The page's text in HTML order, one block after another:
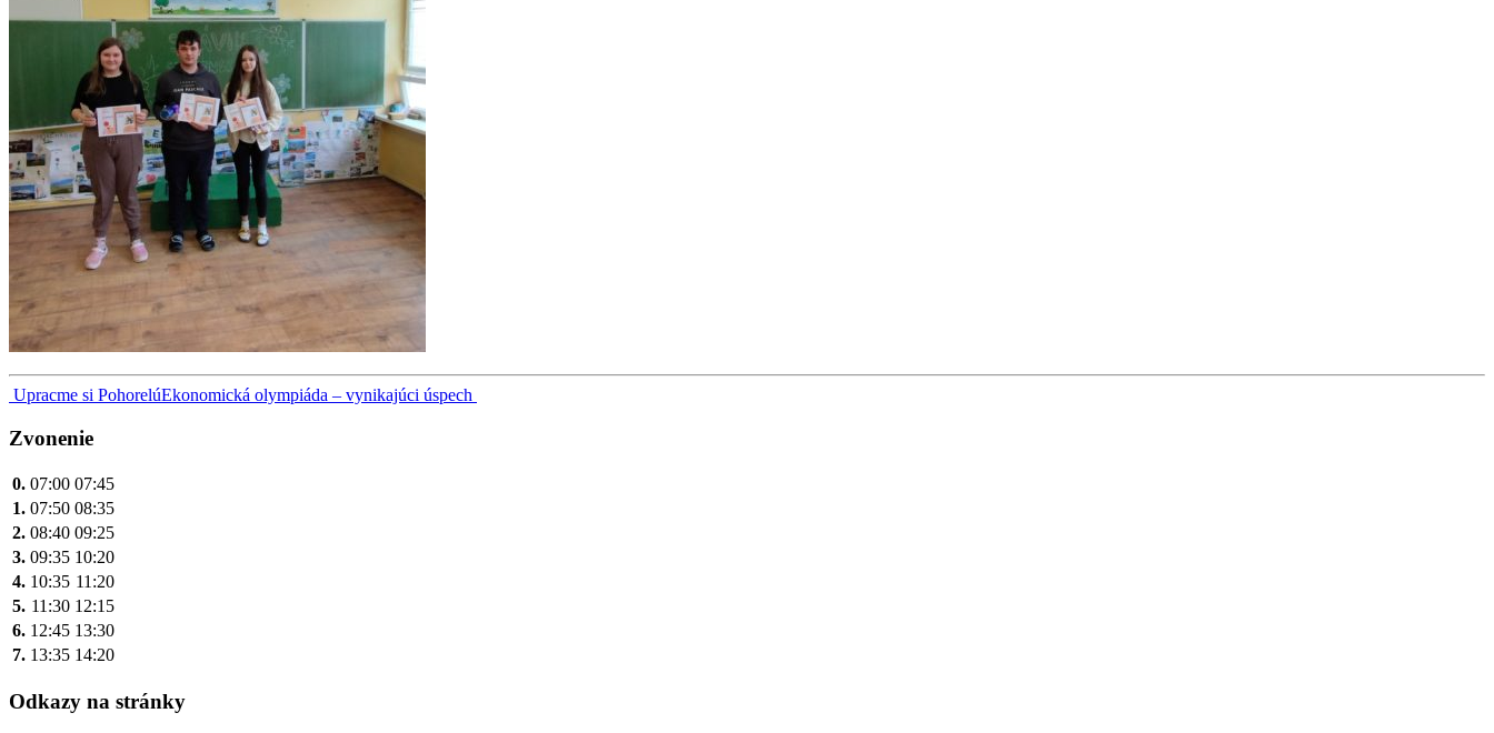
Navigácia
v
Upracme si PohorelúEkonomická olympiáda – vynikajúci úspech
Zvonenie
0. 07:00 07:45
1. 07:50 08:35
2. 08:40 09:25
3. 09:35 10:20
4. 10:35 11:20
5. 11:30 12:15
6. 12:45 13:30
7. 13:35 14:20
Odkazy na stránky